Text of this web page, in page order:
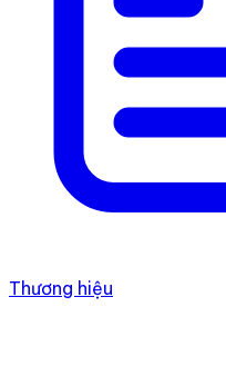
Thương hiệu